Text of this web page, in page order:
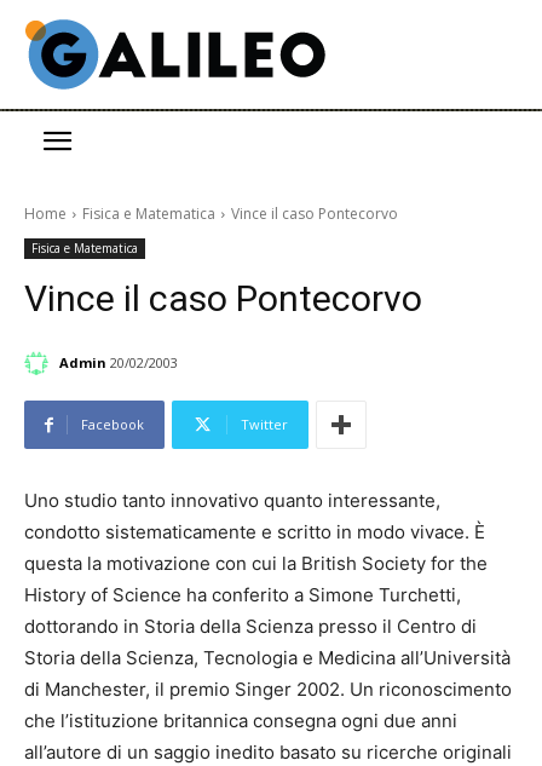
Home Fisica e Matematica Vince il caso Pontecorvo
Fisica e Matematica
Vince il caso Pontecorvo
Admin 20/02/2003
Facebook Twitter
Uno studio tanto innovativo quanto interessante,
condotto sistematicamente e scritto in modo vivace. È
questa la motivazione con cui la British Society for the
History of Science ha conferito a Simone Turchetti,
dottorando in Storia della Scienza presso il Centro di
Storia della Scienza, Tecnologia e Medicina all’Università
di Manchester, il premio Singer 2002. Un riconoscimento
che l’istituzione britannica consegna ogni due anni
all’autore di un saggio inedito basato su ricerche originali